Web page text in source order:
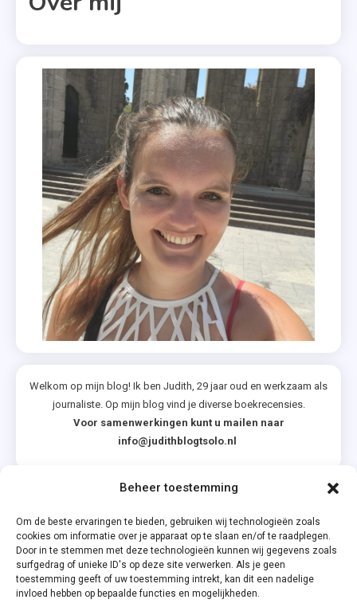
Beheer toestemming
Om de beste ervaringen te bieden, gebruiken wij technologieën zoals
cookies om informatie over je apparaat op te slaan en/of te raadplegen.
Door in te stemmen met deze technologieën kunnen wij gegevens zoals
surfgedrag of unieke ID's op deze site verwerken. Als je geen
toestemming geeft of uw toestemming intrekt, kan dit een nadelige
invloed hebben op bepaalde functies en mogelijkheden.
Welkom op mijn blog! Ik ben Judith, 29 jaar oud en werkzaam als
journaliste. Op mijn blog vind je diverse boekrecensies.
Voor samenwerkingen kunt u mailen naar
info@judithblogtsolo.nl